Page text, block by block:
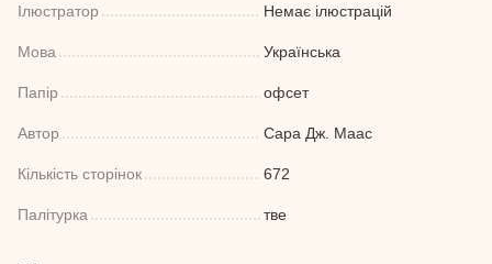
Ілюстратор Немає ілюстрацій
Мова Українська
Папір офсет
Автор Сара Дж. Маас
Кількість сторінок 672
Палітурка тве